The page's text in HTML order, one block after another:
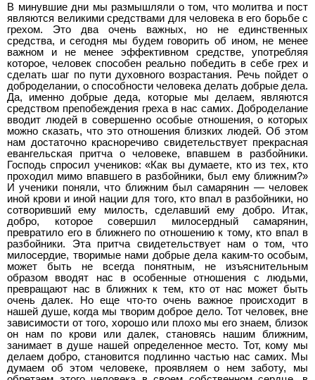
В минувшие дни мы размышляли о том, что молитва и пост
являются великими средствами для человека в его борьбе с
грехом. Это два очень важных, но не единственных
средства, и сегодня мы будем говорить об ином, не менее
важном и не менее эффективном средстве, употребляя
которое, человек способен реально победить в себе грех и
сделать шаг по пути духовного возрастания. Речь пойдет о
доброделании, о способности человека делать добрые дела.
Да, именно добрые деда, которые мы делаем, являются
средством препобеждения греха в нас самих. Доброделание
вводит людей в совершенно особые отношения, о которых
можно сказать, что это отношения близких людей. Об этом
нам достаточно красноречиво свидетельствует прекрасная
евангельская притча о человеке, впавшем в разбойники.
Господь спросил учеников: «Как вы думаете, кто из тех, кто
проходил мимо впавшего в разбойники, был ему ближним?»
И ученики поняли, что ближним был самарянин — человек
иной крови и иной нации для того, кто впал в разбойники, но
сотворивший ему милость, сделавший ему добро. Итак,
добро, которое совершил милосердный самарянин,
превратило его в ближнего по отношению к тому, кто впал в
разбойники. Эта притча свидетельствует нам о том, что
милосердие, творимые нами добрые дела каким-то особым,
может быть не всегда понятным, не изъяснительным
образом вводят нас в особенные отношения с людьми,
превращают нас в ближних к тем, кто от нас может быть
очень далек. Но еще что-то очень важное происходит в
нашей душе, когда мы творим доброе дело. Тот человек, вне
зависимости от того, хорошо или плохо мы его знаем, близок
он нам по крови или далек, становясь нашим ближним,
занимает в душе нашей определенное место. Тот, кому мы
делаем добро, становится подлинно частью нас самих. Мы
думаем об этом человеке, проявляем о нем заботу, мы